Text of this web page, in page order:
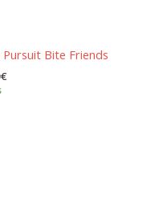
Pursuit Bite Friends
€